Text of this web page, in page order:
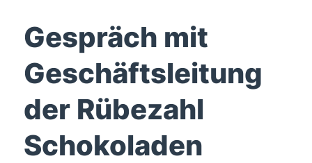
Gespräch mit
Geschäftsleitung
der Rübezahl
Schokoladen